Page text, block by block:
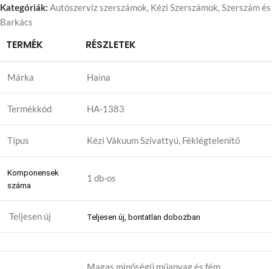
Kategóriák: Autószerviz szerszámok, Kézi Szerszámok,Szerszám és
Barkács
TERMÉK RÉSZLETEK
Márka Haina
Termékkód HA-1383
Típus Kézi Vákuum Szivattyú, Féklégtelenítő
Komponensek
száma
1 db-os
Teljesen új Teljesen új, bontatlan dobozban
Magas minőségű műanyag és fém